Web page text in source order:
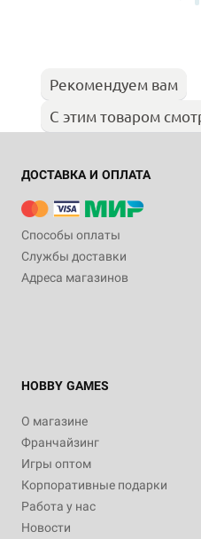
Рекомендуем вам
С этим товаром
ДОСТАВКА И ОПЛАТА
Способы оплаты
Службы доставки
Адреса магазинов
HOBBY GAMES
О магазине
Франчайзинг
Игры оптом
Корпоративные подарки
Работа у нас
Новости